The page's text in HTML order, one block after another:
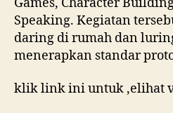
Speaking. Kegiatan
daring di rumah dan
menerapkan standar
klik link ini untuk ,elihat